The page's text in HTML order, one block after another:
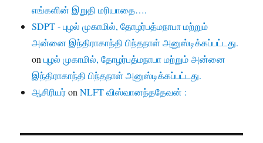
எங்களின் இறுதி மரியாதை….
SDPT - புழல் முகாமில், தோழர்பத்மநாபா மற்றும்
அன்னை இந்திராகாந்தி பிந்தநாள் அனுஸ்டிக்கப்பட்டது.
onபுழல் முகாமில், தோழர்பத்மநாபா மற்றும் அன்னை
இந்திராகாந்தி பிந்தநாள் அனுஸ்டிக்கப்பட்டது.
ஆசிரியர்onNLFT விஸ்வானந்ததேவன் :